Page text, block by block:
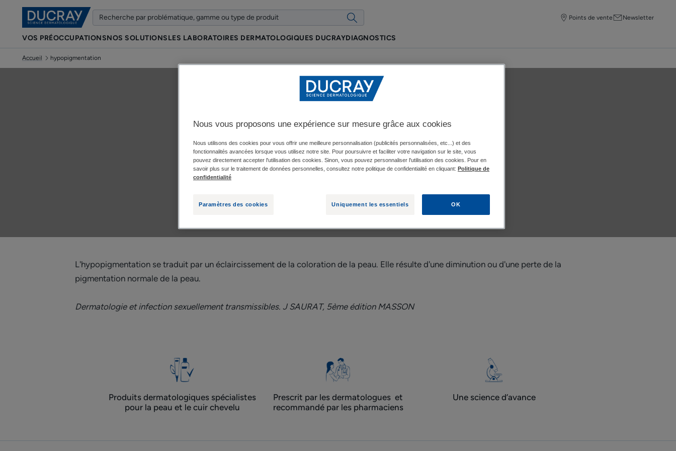
Points de vente Newsletter
VOS PRÉOCCUPATIONSNOS SOLUTIONSLES LABORATOIRES DERMATOLOGIQUES DUCRAYDIAGNOSTICS
Accueil hypopigmentation
hypopigmentation
Mise à jour le15/01/24, approuvé parnos experts médicaux DUCRAY.
L'hypopigmentation se traduit par un éclaircissement de la coloration de la peau. Elle résulte d'une diminution ou d'une perte de la
pigmentation normale de la peau.
Dermatologie et infection sexuellement transmissibles. J SAURAT, 5ème édition MASSON
Produits dermatologiques spécialistes
pour la peau et le cuir chevelu
Prescrit par les dermatologues ​ et
recommandé par les pharmaciens
Une science d’avance
Nous vous proposons une expérience sur mesure grâce aux cookies
Nous utilisons des cookies pour vous offrir une meilleure personnalisation (publicités personnalisées, etc...) et des
fonctionnalités avancées lorsque vous utilisez notre site. Pour poursuivre et faciliter votre navigation sur le site, vous
pouvez directement accepter l'utilisation des cookies. Sinon, vous pouvez personnaliser l'utilisation des cookies. Pour en
savoir plus sur le traitement de données personnelles, consultez notre politique de confidentialité en cliquant: Politique de
confidentialité
Paramètres des cookies Uniquement les essentiels OK